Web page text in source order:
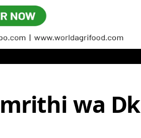
wa Dk